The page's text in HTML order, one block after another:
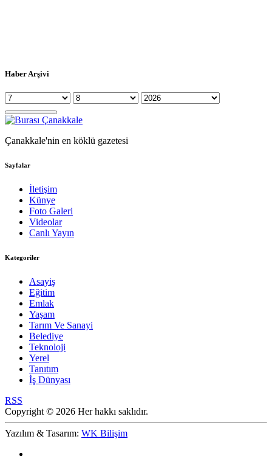
Haber Arşivi
Çanakkale'nin en köklü gazetesi
Sayfalar
İletişim
Künye
Foto Galeri
Videolar
Canlı Yayın
Kategoriler
Asayiş
Eğitim
Emlak
Yaşam
Tarım Ve Sanayi
Belediye
Teknoloji
Yerel
Tanıtım
İş Dünyası
RSS
Copyright © 2026 Her hakkı saklıdır.
Yazılım & Tasarım: WK Bilişim